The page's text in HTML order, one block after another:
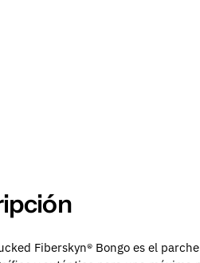
Fiberskyn® Bongo es el